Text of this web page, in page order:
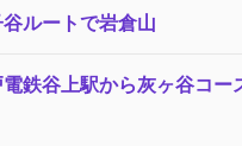
ルートで岩倉山
鉄谷上駅から灰ヶ谷コー